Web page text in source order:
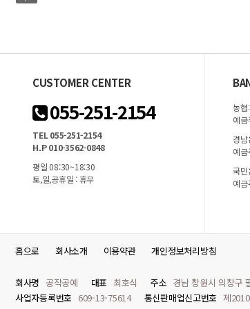
CUSTOMER CENTER
055-251-2154
TEL 055-251-2154
H.P 010-3562-0848
평일 08:30~18:30
토,일,공휴일 : 휴무
농
예금
경
예금
국
예금
홈으로 회사소개 이용약관 개인정보처리방침
회사명 공작공예 대표 최호식 주소 경남 창원시 의창구
사업자등록번호 609-13-75614 통신판매업신고번호 제